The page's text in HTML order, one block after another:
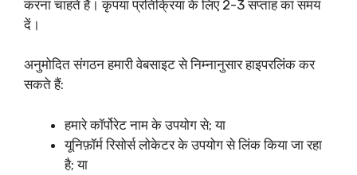
करना चाहते हैं। कृपया प्रतिक्रिया के लिए 2-3 सप्ताह का समय
दें।
अनुमोदित संगठन हमारी वेबसाइट से निम्नानुसार हाइपरलिंक कर
सकते हैं:
हमारे कॉर्पोरेट नाम के उपयोग से; या
यूनिफ़ॉर्म रिसोर्स लोकेटर के उपयोग से लिंक किया जा रहा
है; या